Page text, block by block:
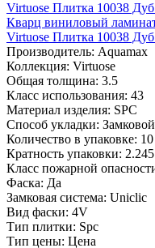
Кварц виниловый
Virtuose Плитка 10038
Производитель: Aquamax
Коллекция: Virtuose
Общая толщина: 3.5
Класс использования: 43
Материал изделия: SPC
Способ укладки: Замковой
Количество в упаковке: 10
Кратность упаковки: 2.245
Класс пожарной
Фаска: Да
Замковая система: Uniclic
Вид фаски: 4V
Тип плитки: Spc
Тип цены: Цена